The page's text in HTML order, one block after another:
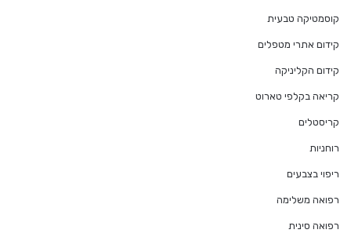
קוסמטיקה טבעית
קידום אתרי מטפלים
קידום הקליניקה
קריאה בקלפי טארוט
קריסטלים
רוחניות
ריפוי בצבעים
רפואה משלימה
רפואה סינית